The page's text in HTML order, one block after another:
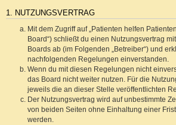
1. NUTZUNGSVERTRAG
Mit dem Zugriff auf „Patienten helfen
Board“) schließt du einen Nutzungsvertrag
Boards ab (im Folgenden „Betreiber“) und
nachfolgenden Regelungen einverstanden.
Wenn du mit diesen Regelungen nicht
das Board nicht weiter nutzen. Für die
jeweils die an dieser Stelle veröffentlichten
Der Nutzungsvertrag wird auf unbestimmte
von beiden Seiten ohne Einhaltung einer
werden.